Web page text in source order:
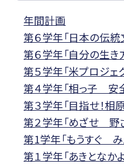
年間計画
第６学年「日本の伝統
第６学年「自分の生き
第５学年「米プロジェ
第４学年「相っ子 安
第３学年「目指せ！相
第２学年「めざせ 野
第1学年「もうすぐ
第１学年「あきとなかよ